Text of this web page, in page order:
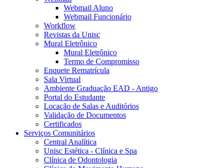
Webmail Aluno
Webmail Funcionário
Workflow
Revistas da Unisc
Mural Eletrônico
Mural Eletrônico
Termo de Compromisso
Enquete Rematrícula
Sala Virtual
Ambiente Graduação EAD - Antigo
Portal do Estudante
Locação de Salas e Auditórios
Validação de Documentos
Certificados
Serviços Comunitários
Central Analítica
Unisc Estética - Clínica e Spa
Clínica de Odontologia